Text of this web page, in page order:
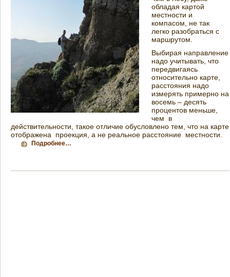
обладая картой
местности и
компасом, не так
легко разобраться с
маршрутом.
Выбирая направление
надо учитывать, что
передвигаясь
относительно карте,
расстояния надо
измерять примерно на
восемь – десять
процентов меньше,
чем в
действительности, такое отличие обусловлено тем, что на карте
отображена проекция, а не реальное расстояние местности.
Подробнее…